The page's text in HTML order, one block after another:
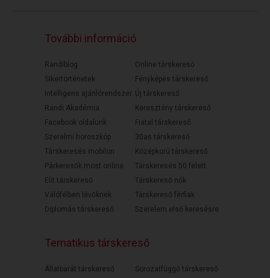
További információ
Randiblog
Sikertörténetek
Intelligens ajánlórendszer
Randi Akadémia
Facebook oldalunk
Szerelmi horoszkóp
Társkeresés mobilon
Párkeresők most online
Elit társkereső
Válófélben lévőknek
Diplomás társkereső
Online társkereső
Fényképes társkereső
Új társkereső
Keresztény társkereső
Fiatal társkereső
30as társkereső
Középkorú társkereső
Társkeresés 50 felett
Társkereső nők
Társkereső férfiak
Szerelem első keresésre
Tematikus társkereső
Állatbarát társkereső
Sorozatfüggő társkereső